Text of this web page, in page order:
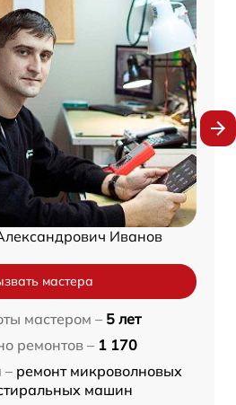
Иванов
мастера
мастером – 5 лет
ремонтов – 1 170
– ремонт микроволновых
машин